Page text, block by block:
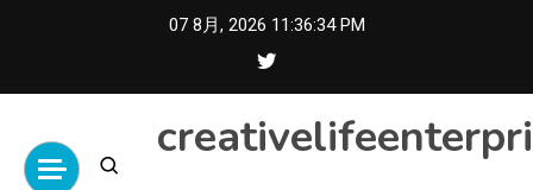
07 8月, 2026 11:36:35 PM